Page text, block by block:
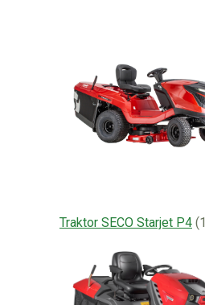
Traktor SECO Starjet P4